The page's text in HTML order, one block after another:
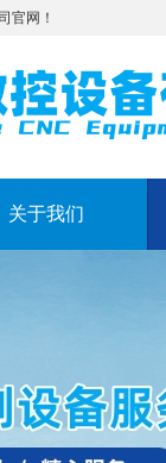
官网！
关于我们